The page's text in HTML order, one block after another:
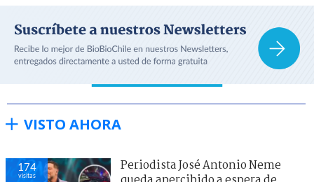
VISTO AHORA
174
visitas
Periodista José Antonio Neme